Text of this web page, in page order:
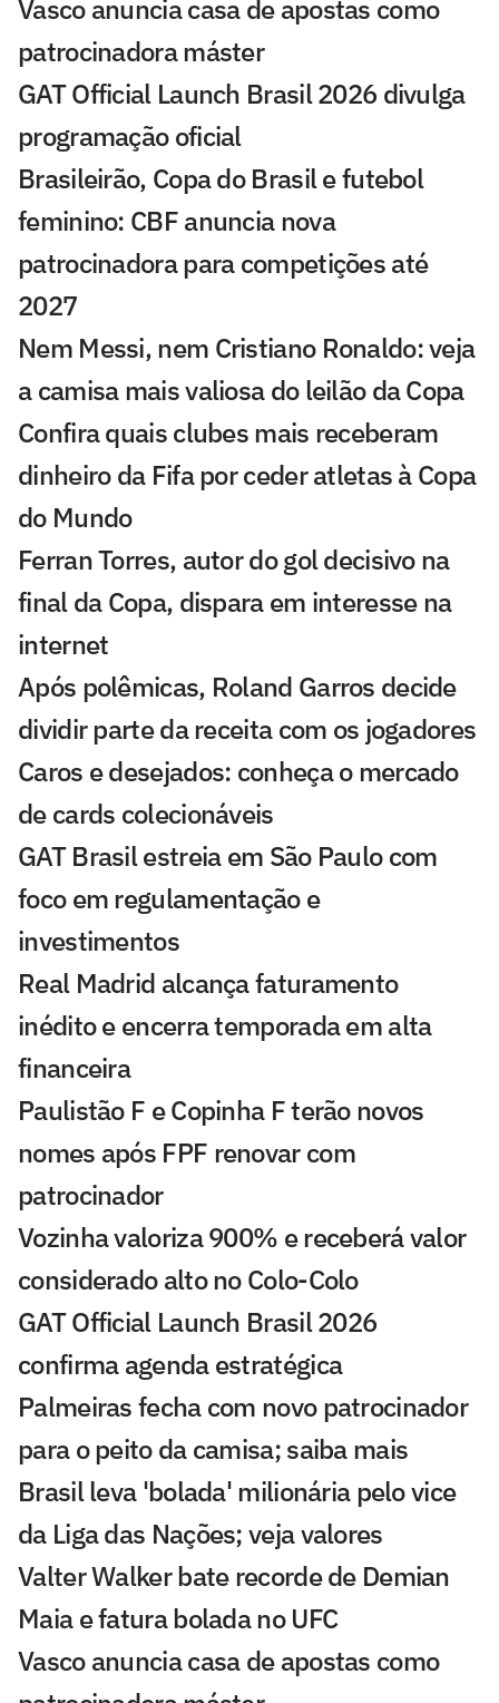
Vasco anuncia casa de apostas como
patrocinadora máster
GAT Official Launch Brasil 2026 divulga
programação oficial
Brasileirão, Copa do Brasil e futebol
feminino: CBF anuncia nova
patrocinadora para competições até
2027
Nem Messi, nem Cristiano Ronaldo: veja
a camisa mais valiosa do leilão da Copa
Confira quais clubes mais receberam
dinheiro da Fifa por ceder atletas à Copa
do Mundo
Ferran Torres, autor do gol decisivo na
final da Copa, dispara em interesse na
internet
Após polêmicas, Roland Garros decide
dividir parte da receita com os jogadores
Caros e desejados: conheça o mercado
de cards colecionáveis
GAT Brasil estreia em São Paulo com
foco em regulamentação e
investimentos
Real Madrid alcança faturamento
inédito e encerra temporada em alta
financeira
Paulistão F e Copinha F terão novos
nomes após FPF renovar com
patrocinador
Vozinha valoriza 900% e receberá valor
considerado alto no Colo-Colo
GAT Official Launch Brasil 2026
confirma agenda estratégica
Palmeiras fecha com novo patrocinador
para o peito da camisa; saiba mais
Brasil leva 'bolada' milionária pelo vice
da Liga das Nações; veja valores
Valter Walker bate recorde de Demian
Maia e fatura bolada no UFC
Vasco anuncia casa de apostas como